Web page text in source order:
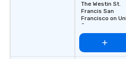
The Westin St.
Francis San
Francisco on
Square